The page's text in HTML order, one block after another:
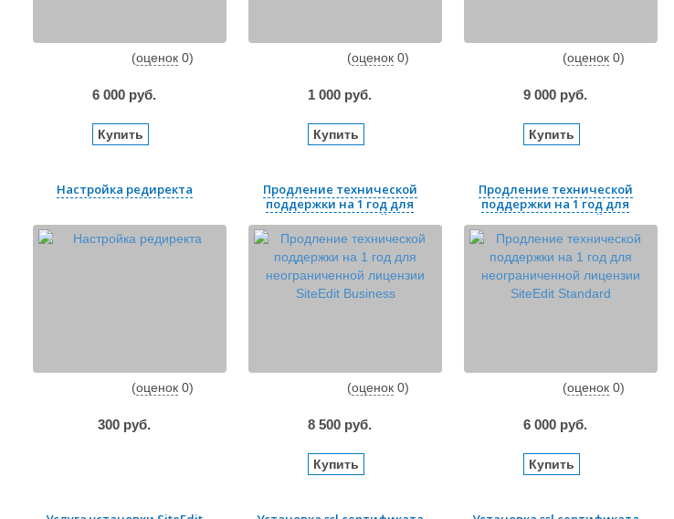
(оценок 0)
6 000 руб.
Купить
(оценок 0)
1 000 руб.
Купить
(оценок 0)
9 000 руб.
Купить
Настройка редиректа
(оценок 0)
300 руб.
Продление технической
поддержки на 1 год для
неограниченной ...
(оценок 0)
8 500 руб.
Купить
Продление технической
поддержки на 1 год для
неограниченной ...
(оценок 0)
6 000 руб.
Купить